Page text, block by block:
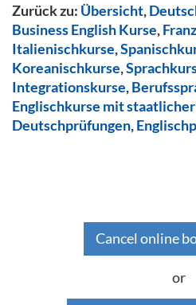
Zurück zu: Übersicht,
Business English Kurse,
Italienischkurse,
Koreanischkurse,
Integrationskurse,
Englischkurse mit
Deutschprüfungen,
Cancel online
or